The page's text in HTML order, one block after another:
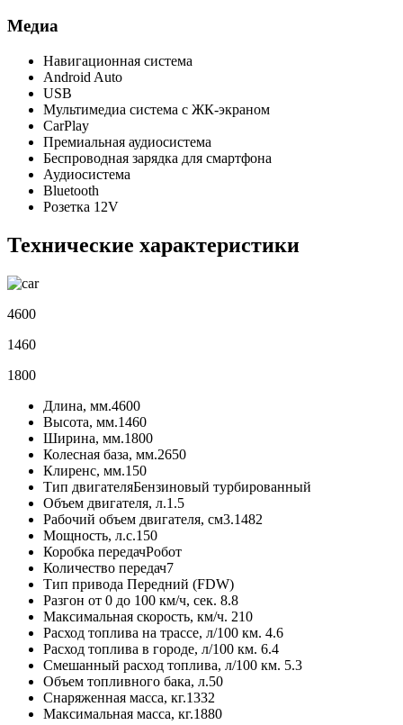
Медиа
Навигационная система
Android Auto
USB
Мультимедиа система с ЖК-экраном
CarPlay
Премиальная аудиосистема
Беспроводная зарядка для смартфона
Аудиосистема
Bluetooth
Розетка 12V
Технические характеристики
4600
1460
1800
Длина, мм.4600
Высота, мм.1460
Ширина, мм.1800
Колесная база, мм.2650
Клиренс, мм.150
Тип двигателяБензиновый турбированный
Объем двигателя, л.1.5
Рабочий объем двигателя, см3.1482
Мощность, л.с.150
Коробка передачРобот
Количество передач7
Тип привода Передний (FDW)
Разгон от 0 до 100 км/ч, сек. 8.8
Максимальная скорость, км/ч. 210
Расход топлива на трассе, л/100 км. 4.6
Расход топлива в городе, л/100 км. 6.4
Смешанный расход топлива, л/100 км. 5.3
Объем топливного бака, л.50
Снаряженная масса, кг.1332
Максимальная масса, кг.1880